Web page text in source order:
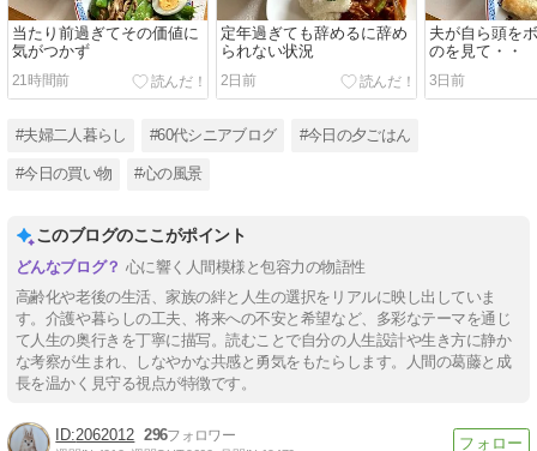
当たり前過ぎてその価値に
気がつかず
21時間前
定年過ぎても辞めるに辞め
られない状況
2日前
夫が自ら頭を
のを見て・・
3日前
#夫婦二人暮らし #60代シニアブログ #今日の夕ごはん
#今日の買い物 #心の風景
このブログのここがポイント
心に響く人間模様と包容力の物語性
高齢化や老後の生活、家族の絆と人生の選択をリアルに映し出していま
す。介護や暮らしの工夫、将来への不安と希望など、多彩なテーマを通じ
て人生の奥行きを丁寧に描写。読むことで自分の人生設計や生き方に静か
な考察が生まれ、しなやかな共感と勇気をもたらします。人間の葛藤と成
長を温かく見守る視点が特徴です。
2062012 296